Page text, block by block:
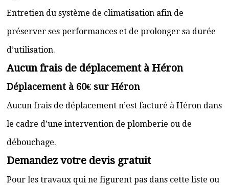
Entretien du système de climatisation afin de
préserver ses performances et de prolonger sa durée
d’utilisation.
Aucun frais de déplacement à Héron
Déplacement à 60€ sur Héron
Aucun frais de déplacement n’est facturé à Héron dans
le cadre d’une intervention de plomberie ou de
débouchage.
Demandez votre devis gratuit
Pour les travaux qui ne figurent pas dans cette liste ou